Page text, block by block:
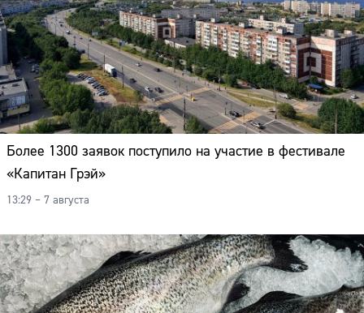
Более 1300 заявок поступило на участие в фестивале
«Капитан Грэй»
13:29 – 7 августа